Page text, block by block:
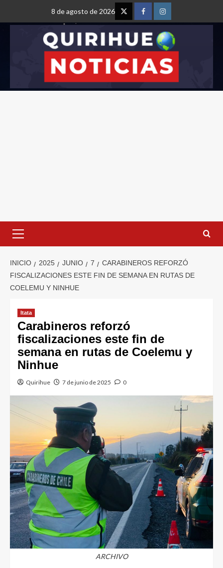
8 de agosto de 2026
INICIO 2025 JUNIO 7
CARABINEROS REFORZÓ
FISCALIZACIONES ESTE FIN DE SEMANA EN RUTAS DE
COELEMU Y NINHUE
Itata
Carabineros reforzó
fiscalizaciones este fin de
semana en rutas de Coelemu y
Ninhue
Quirihue 7 de junio de 2025 0
ARCHIVO